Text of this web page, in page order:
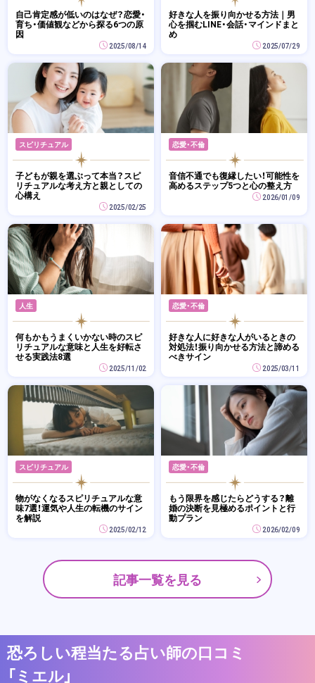
自己肯定感が低いのはなぜ？恋愛・
育ち・価値観などから探る6つの原
因
2025/08/14
好きな人を振り向かせる方法｜男
心を掴むLINE・会話・マインドまと
め
2025/07/29
スピリチュアル
子どもが親を選ぶって本当？スピ
リチュアルな考え方と親としての
心構え
2025/02/25
恋愛・不倫
音信不通でも復縁したい！可能性を
高めるステップ5つと心の整え方
2026/01/09
人生
何もかもうまくいかない時のスピ
リチュアルな意味と人生を好転さ
せる実践法8選
2025/11/02
恋愛・不倫
好きな人に好きな人がいるときの
対処法！振り向かせる方法と諦める
べきサイン
2025/03/11
スピリチュアル
物がなくなるスピリチュアルな意
味7選！運気や人生の転機のサイン
を解説
2025/02/12
恋愛・不倫
もう限界を感じたらどうする？離
婚の決断を見極めるポイントと行
動プラン
2026/02/09
記事一覧を見る
恐ろしい程当たる占い師の口コミ
「ミエル」